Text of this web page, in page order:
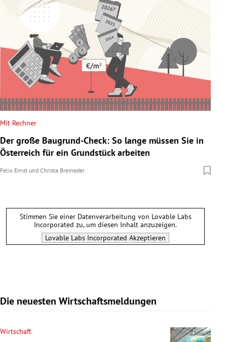
Mit Rechner
Der große Baugrund-Check: So lange müssen Sie in
Österreich für ein Grundstück arbeiten
Felix Ernst und Christa Breineder
Stimmen Sie einer Datenverarbeitung von Lovable Labs
Incorporated zu, um diesen Inhalt anzuzeigen.
Lovable Labs Incorporated Akzeptieren
Die neuesten Wirtschaftsmeldungen
Wirtschaft